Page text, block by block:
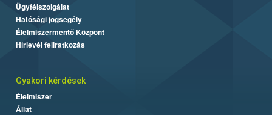
Ügyfélszolgálat
Hatósági jogsegély
Élelmiszermentő Központ
Hírlevél feliratkozás
Gyakori kérdések
Élelmiszer
Állat